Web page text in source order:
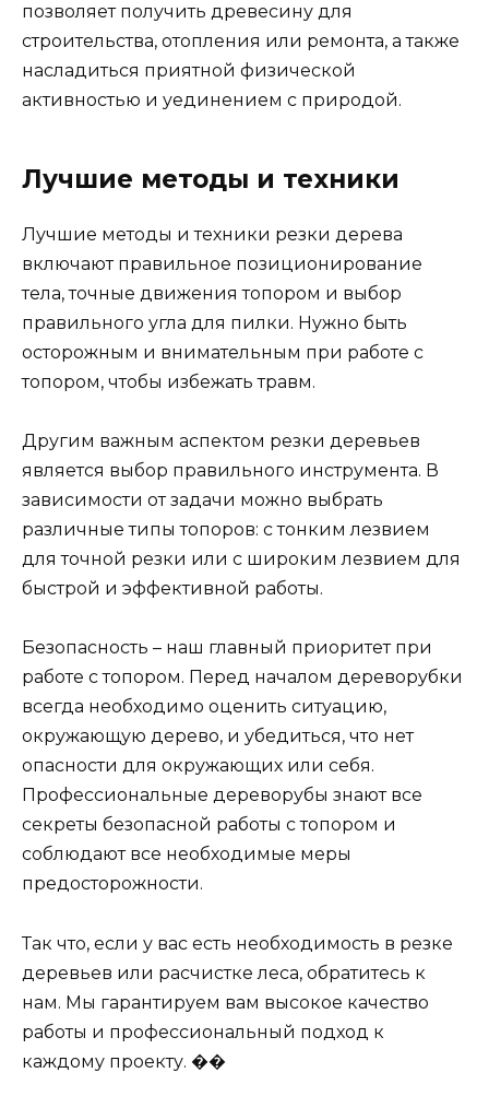
позволяет получить древесину для
строительства, отопления или ремонта, а также
насладиться приятной физической
активностью и уединением с природой.
Лучшие методы и техники
Лучшие методы и техники резки дерева
включают правильное позиционирование
тела, точные движения топором и выбор
правильного угла для пилки. Нужно быть
осторожным и внимательным при работе с
топором, чтобы избежать травм.
Другим важным аспектом резки деревьев
является выбор правильного инструмента. В
зависимости от задачи можно выбрать
различные типы топоров: с тонким лезвием
для точной резки или с широким лезвием для
быстрой и эффективной работы.
Безопасность – наш главный приоритет при
работе с топором. Перед началом дереворубки
всегда необходимо оценить ситуацию,
окружающую дерево, и убедиться, что нет
опасности для окружающих или себя.
Профессиональные дереворубы знают все
секреты безопасной работы с топором и
соблюдают все необходимые меры
предосторожности.
Так что, если у вас есть необходимость в резке
деревьев или расчистке леса, обратитесь к
нам. Мы гарантируем вам высокое качество
работы и профессиональный подход к
каждому проекту. ��